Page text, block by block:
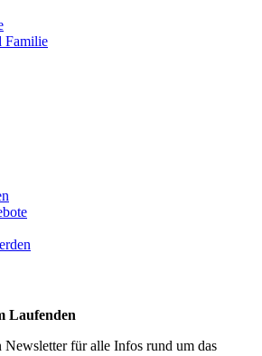
Familie
Laufenden
Newsletter für alle Infos rund um das